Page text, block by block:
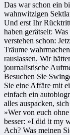
Das war schon ein
wahnwitzigen
Und erst Ihr
haben gerätselt:
verstehen schon:
Träume
rauslassen. Wir
journalistische
Besuchen Sie
Sie eine Affäre mit
einfach ein
alles auspacken,
»Wer von euch
besser: »I did it my
Ach? Was meinen